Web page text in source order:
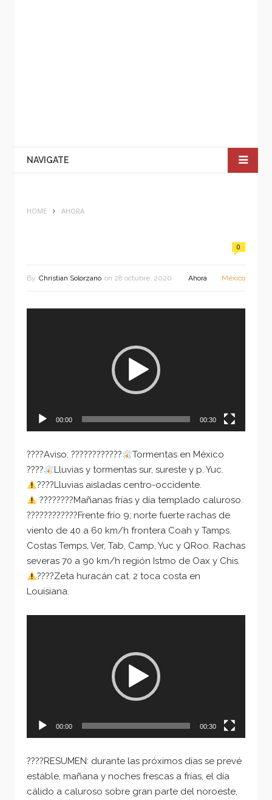
NAVIGATE
HOME AHORA
0
By Christian Solorzano on 28 octubre, 2020 Ahora México
00:00 00:30
????Aviso: ????????????
Tormentas en México
????
Lluvias y tormentas sur, sureste y p. Yuc.
????Lluvias aisladas centro-occidente.
????????Mañanas frías y día templado caluroso.
????????????Frente frío 9; norte fuerte rachas de
viento de 40 a 60 km/h frontera Coah y Tamps.
Costas Temps, Ver, Tab, Camp, Yuc y QRoo. Rachas
severas 70 a 90 km/h región Istmo de Oax y Chis.
????Zeta huracán cat. 2 toca costa en
Louisiana.
00:00 00:30
????RESUMEN: durante las próximos días se prevé
estable, mañana y noches frescas a frías, el día
cálido a caluroso sobre gran parte del noroeste,